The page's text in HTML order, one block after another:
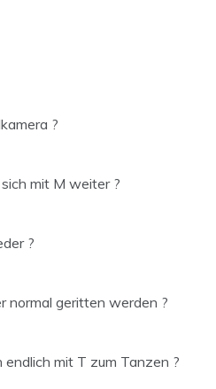
?
mit M weiter ?
?
normal geritten werden ?
endlich mit T zum Tanzen ?